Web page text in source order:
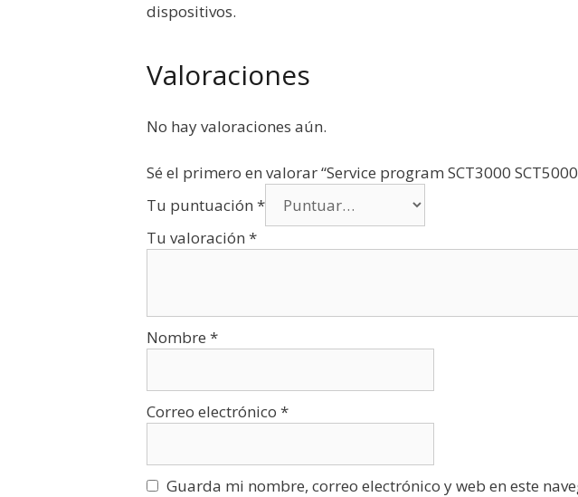
dispositivos.
Valoraciones
No hay valoraciones aún.
Sé el primero en valorar “Service program SCT3000
Tu puntuación *
Tu valoración *
Nombre *
Correo electrónico *
Guarda mi nombre, correo electrónico y web en este